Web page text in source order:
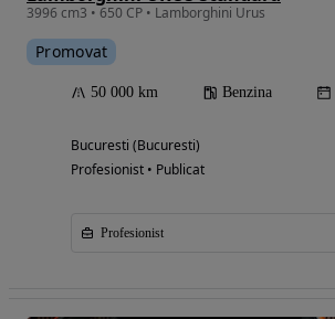
3996 cm3 • 650 CP • Lamborghini Urus
Promovat
50 000 km Benzina
Bucuresti (Bucuresti)
Profesionist • Publicat
Profesionist